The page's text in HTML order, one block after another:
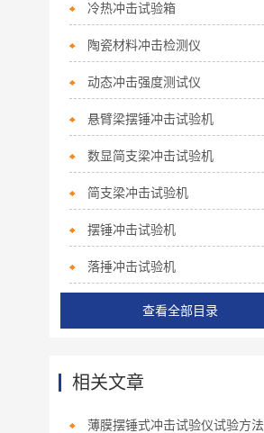
冷热冲击试验箱
陶瓷材料冲击检测仪
动态冲击强度测试仪
悬臂梁摆锤冲击试验机
数显简支梁冲击试验机
简支梁冲击试验机
摆锤冲击试验机
落捶冲击试验机
查看全部目录
相关文章
薄膜摆锤式冲击试验仪试验方法